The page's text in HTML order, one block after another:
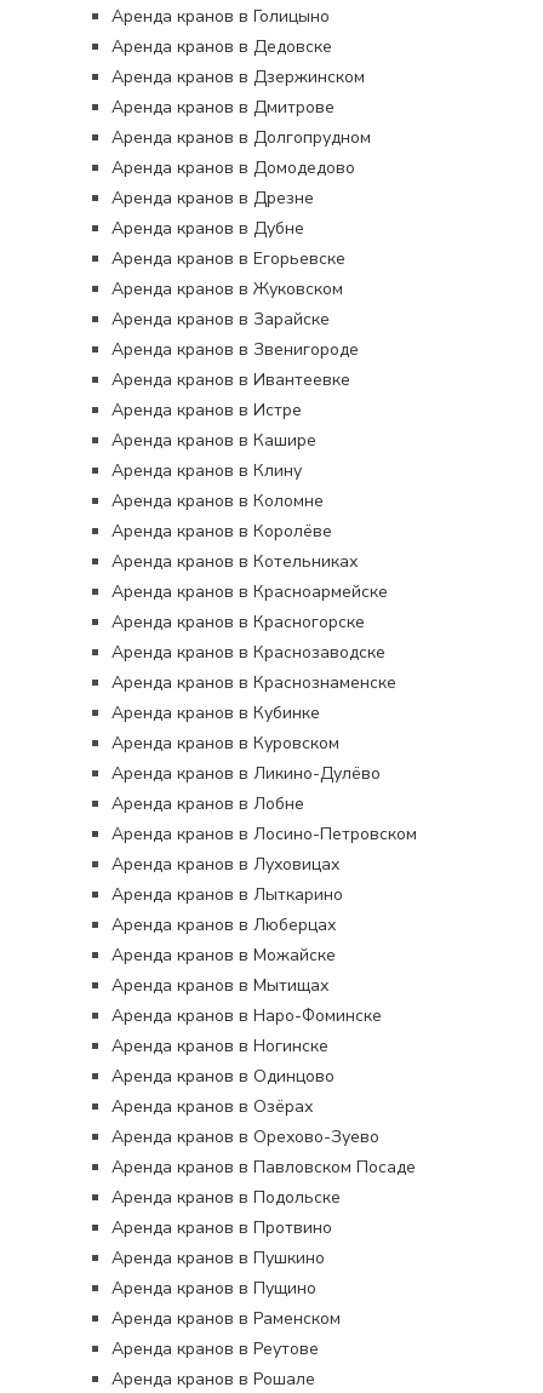
Аренда кранов в Голицыно
Аренда кранов в Дедовске
Аренда кранов в Дзержинском
Аренда кранов в Дмитрове
Аренда кранов в Долгопрудном
Аренда кранов в Домодедово
Аренда кранов в Дрезне
Аренда кранов в Дубне
Аренда кранов в Егорьевске
Аренда кранов в Жуковском
Аренда кранов в Зарайске
Аренда кранов в Звенигороде
Аренда кранов в Ивантеевке
Аренда кранов в Истре
Аренда кранов в Кашире
Аренда кранов в Клину
Аренда кранов в Коломне
Аренда кранов в Королёве
Аренда кранов в Котельниках
Аренда кранов в Красноармейске
Аренда кранов в Красногорске
Аренда кранов в Краснозаводске
Аренда кранов в Краснознаменске
Аренда кранов в Кубинке
Аренда кранов в Куровском
Аренда кранов в Ликино-Дулёво
Аренда кранов в Лобне
Аренда кранов в Лосино-Петровском
Аренда кранов в Луховицах
Аренда кранов в Лыткарино
Аренда кранов в Люберцах
Аренда кранов в Можайске
Аренда кранов в Мытищах
Аренда кранов в Наро-Фоминске
Аренда кранов в Ногинске
Аренда кранов в Одинцово
Аренда кранов в Озёрах
Аренда кранов в Орехово-Зуево
Аренда кранов в Павловском Посаде
Аренда кранов в Подольске
Аренда кранов в Протвино
Аренда кранов в Пушкино
Аренда кранов в Пущино
Аренда кранов в Раменском
Аренда кранов в Реутове
Аренда кранов в Рошале